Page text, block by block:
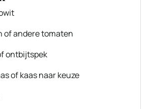
of andere tomaten
ontbijtspek
of kaas naar keuze